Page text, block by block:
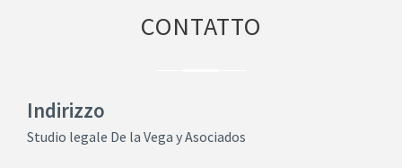
CONTATTO
Indirizzo
Studio legale De la Vega y Asociados